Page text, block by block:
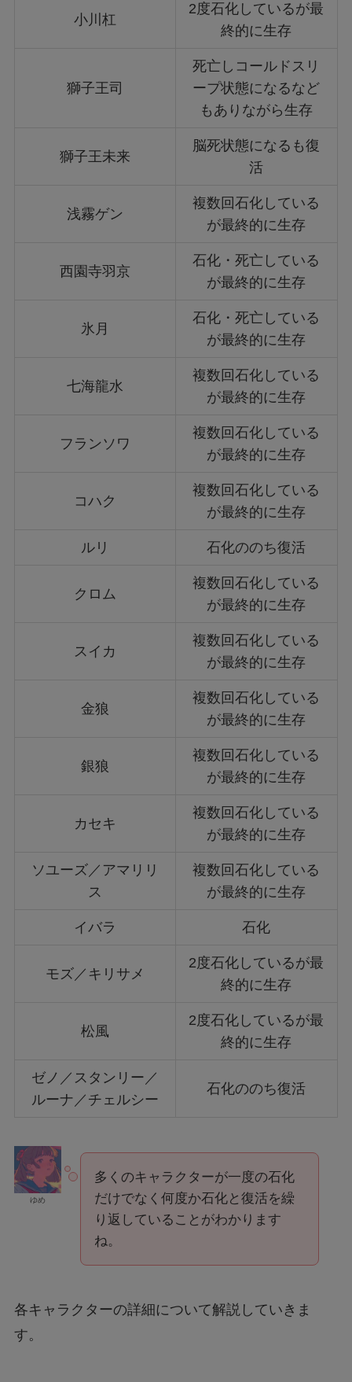
小川杠
2度石化しているが最
終的に生存
獅子王司
死亡しコールドスリ
ープ状態になるなど
もありながら生存
獅子王未来
脳死状態になるも復
活
浅霧ゲン
複数回石化している
が最終的に生存
西園寺羽京
石化・死亡している
が最終的に生存
氷月
石化・死亡している
が最終的に生存
七海龍水
複数回石化している
が最終的に生存
フランソワ
複数回石化している
が最終的に生存
コハク
複数回石化している
が最終的に生存
ルリ 石化ののち復活
クロム
複数回石化している
が最終的に生存
スイカ
複数回石化している
が最終的に生存
金狼
複数回石化している
が最終的に生存
銀狼
複数回石化している
が最終的に生存
カセキ
複数回石化している
が最終的に生存
ソユーズ／アマリリ
ス
複数回石化している
が最終的に生存
イバラ 石化
モズ／キリサメ
2度石化しているが最
終的に生存
松風
2度石化しているが最
終的に生存
ゼノ／スタンリー／
ルーナ／チェルシー
石化ののち復活
ゆめ
多くのキャラクターが一度の石化
だけでなく何度か石化と復活を繰
り返していることがわかります
ね。
各キャラクターの詳細について解説していきま
す。